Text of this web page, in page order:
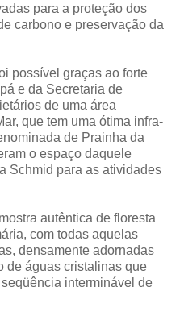
para a proteção dos
carbono e preservação da
possível graças ao forte
e da Secretaria de
de uma área
que tem uma ótima infra-
de Prainha da
o espaço daquele
Schmid para as atividades
autêntica de floresta
com todas aquelas
densamente adornadas
de águas cristalinas que
interminável de